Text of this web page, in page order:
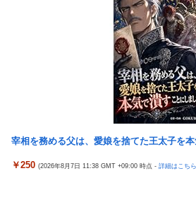
宰相を務める父は、愛娘を捨てた王太子を
￥250 (2026年8月7日 11:38 GMT +09:00 時点 - 詳細はこちら